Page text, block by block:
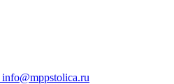
info@mppstolica.ru